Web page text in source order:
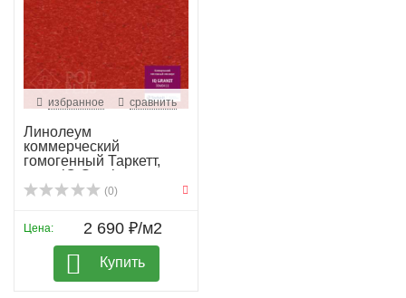
избранное сравнить
Линолеум
коммерческий
гомогенный Таркетт,
колл. iQ Granit...
(0)
Цена: 2 690 ₽/м2
Купить